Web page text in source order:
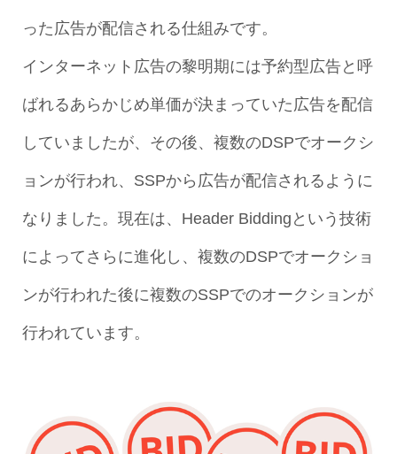
った広告が配信される仕組みです。
インターネット広告の黎明期には予約型広告と呼
ばれるあらかじめ単価が決まっていた広告を配信
していましたが、その後、複数のDSPでオークシ
ョンが行われ、SSPから広告が配信されるように
なりました。現在は、Header Biddingという技術
によってさらに進化し、複数のDSPでオークショ
ンが行われた後に複数のSSPでのオークションが
行われています。